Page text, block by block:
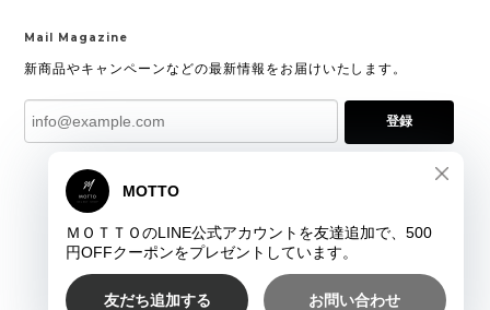
Mail Magazine
新商品やキャンペーンなどの最新情報をお届けいたします。
登録